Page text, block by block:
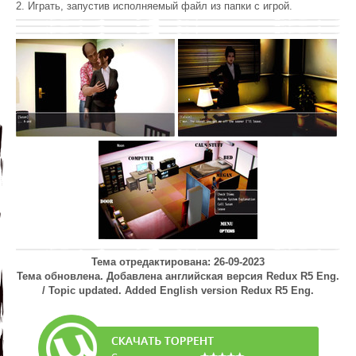
2. Играть, запустив исполняемый файл из папки с игрой.
Тема отредактирована: 26-09-2023
Тема обновлена. Добавлена английская версия Redux R5 Eng.
/ Topic updated. Added English version Redux R5 Eng.